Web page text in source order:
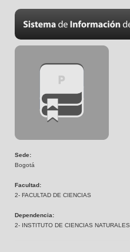
Sede:
Bogotá
Facultad:
2- FACULTAD DE CIENCIAS
Dependencia:
2- INSTITUTO DE CIENCIAS NATURALES